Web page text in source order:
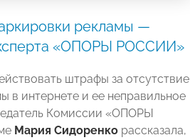
рекламы —
«ОПОРЫ РОССИИ»
штрафы за отсутствие
в интернете и ее неправильное
Комиссии «ОПОРЫ
Мария Сидоренко рассказала,